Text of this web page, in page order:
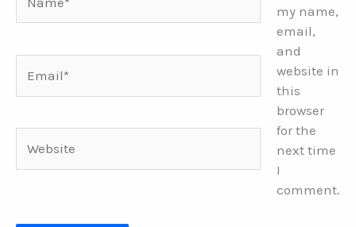
my name,
email,
and
website in
this
browser
for the
next time
I
comment.